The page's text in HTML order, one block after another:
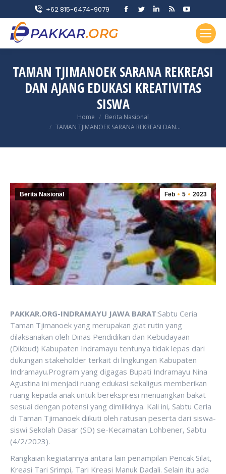
+62 815-6474-9079
Facebook
in
window
Twitter
in
window
Linkedin
in
window
Rss
opens
in
window
YouTube
page
opens
in
window
TAMAN TJIMANOEK SARANA REKREASI
DAN AJANG EDUKASI KREATIVITAS
SISWA
Home
Berita Nasional
TAMAN TJIMANOEK SARANA REKREASI DAN…
Feb 5 2023
Berita Nasional
PAKKAR.ORG-INDRAMAYU JAWA BARAT:Sabtu Ceria
Taman Tjimanoek yang merupakan giat rutin yang
dilaksanakan oleh Dinas Pendidikan dan Kebudayaan
(Dikbud) Kabupaten Indramayu tentunya tidak lepas dari
dukungan stakeholder terkait di lingkungan Kabupaten
Indramayu.Program yang digagas Bupati Indramayu Nina
Agustina ini menjadi ruang edukasi sekaligus memberikan
ruang kepada anak untuk berekspresi menuangkan bakat
sesuai dengan potensi yang dimilikinya. Kali ini, Sabtu Ceria
di Taman Tjimanoek diikuti oleh ratusan peserta dari siswa-
siswi Sekolah Dasar (SD) se-Kecamatan Lohbener, Sabtu
(4/2/2023).
Rangkaian kegiatannya antara lain penampilan Pencak Silat,
Kreasi Tari Srimpi, Tari Kreasi Manuk Dadali. Selain itu ada